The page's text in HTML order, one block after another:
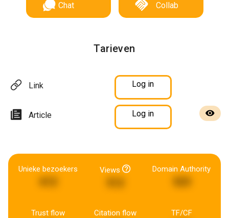
Chat Collab
Tarieven
Link Log in
Article Log in
Unieke bezoekers Views Domain Authority
Trust flow Citation flow TF/CF